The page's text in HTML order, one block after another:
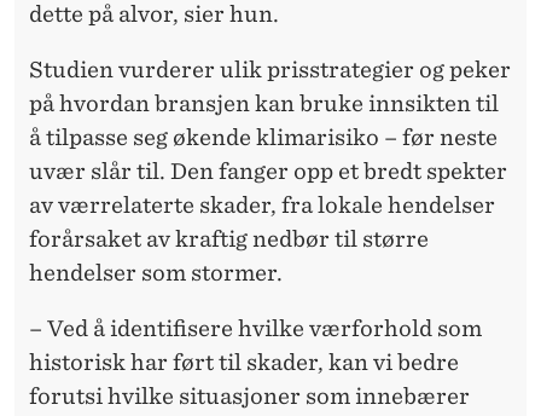
dette på alvor, sier hun.
Studien vurderer ulik prisstrategier og peker
på hvordan bransjen kan bruke innsikten til
å tilpasse seg økende klimarisiko – før neste
uvær slår til. Den fanger opp et bredt spekter
av værrelaterte skader, fra lokale hendelser
forårsaket av kraftig nedbør til større
hendelser som stormer.
– Ved å identifisere hvilke værforhold som
historisk har ført til skader, kan vi bedre
forutsi hvilke situasjoner som innebærer